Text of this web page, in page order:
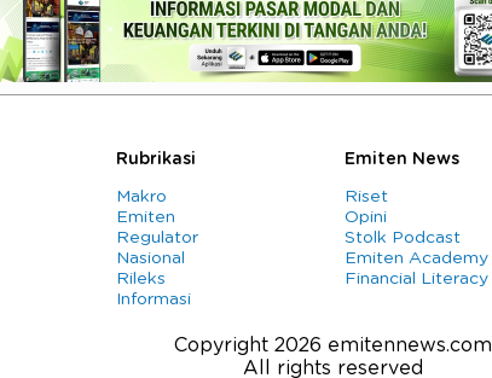
Rubrikasi
Makro
Emiten
Regulator
Nasional
Rileks
Informasi
Emiten News
Riset
Opini
Stolk Podcast
Emiten Academy
Financial Literacy
Copyright 2026 emitennews.com
All rights reserved